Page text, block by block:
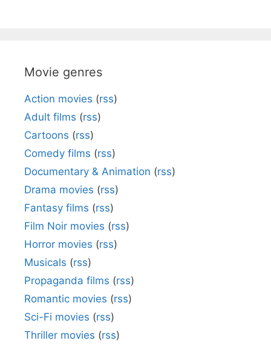
Movie genres
Action movies (rss)
Adult films (rss)
Cartoons (rss)
Comedy films (rss)
Documentary & Animation (rss)
Drama movies (rss)
Fantasy films (rss)
Film Noir movies (rss)
Horror movies (rss)
Musicals (rss)
Propaganda films (rss)
Romantic movies (rss)
Sci-Fi movies (rss)
Thriller movies (rss)